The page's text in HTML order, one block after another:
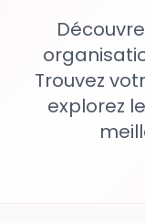
Trouvez
explorez